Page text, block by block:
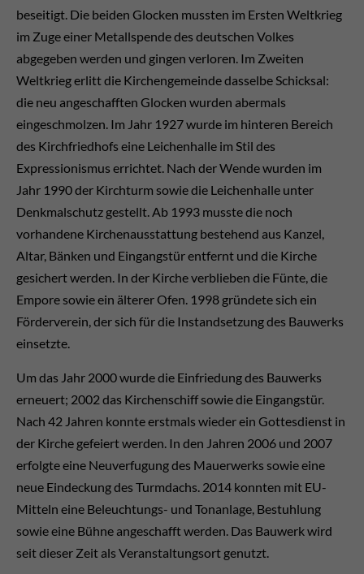
beseitigt. Die beiden Glocken mussten im Ersten Weltkrieg
im Zuge einer Metallspende des deutschen Volkes
abgegeben werden und gingen verloren. Im Zweiten
Weltkrieg erlitt die Kirchengemeinde dasselbe Schicksal:
die neu angeschafften Glocken wurden abermals
eingeschmolzen. Im Jahr 1927 wurde im hinteren Bereich
des Kirchfriedhofs eine Leichenhalle im Stil des
Expressionismus errichtet. Nach der Wende wurden im
Jahr 1990 der Kirchturm sowie die Leichenhalle unter
Denkmalschutz gestellt. Ab 1993 musste die noch
vorhandene Kirchenausstattung bestehend aus Kanzel,
Altar, Bänken und Eingangstür entfernt und die Kirche
gesichert werden. In der Kirche verblieben die Fünte, die
Empore sowie ein älterer Ofen. 1998 gründete sich ein
Förderverein, der sich für die Instandsetzung des Bauwerks
einsetzte.
Um das Jahr 2000 wurde die Einfriedung des Bauwerks
erneuert; 2002 das Kirchenschiff sowie die Eingangstür.
Nach 42 Jahren konnte erstmals wieder ein Gottesdienst in
der Kirche gefeiert werden. In den Jahren 2006 und 2007
erfolgte eine Neuverfugung des Mauerwerks sowie eine
neue Eindeckung des Turmdachs. 2014 konnten mit EU-
Mitteln eine Beleuchtungs- und Tonanlage, Bestuhlung
sowie eine Bühne angeschafft werden. Das Bauwerk wird
seit dieser Zeit als Veranstaltungsort genutzt.